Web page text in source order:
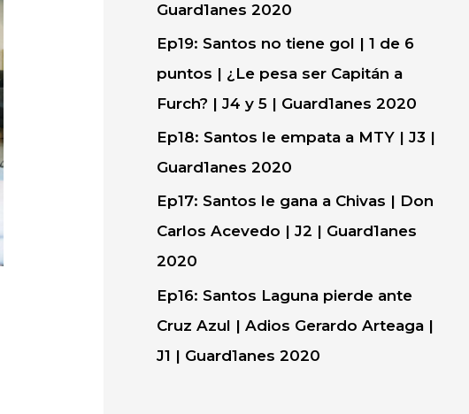
Guard1anes 2020
Ep19: Santos no tiene gol | 1 de 6
puntos | ¿Le pesa ser Capitán a
Furch? | J4 y 5 | Guard1anes 2020
Ep18: Santos le empata a MTY | J3 |
Guard1anes 2020
Ep17: Santos le gana a Chivas | Don
Carlos Acevedo | J2 | Guard1anes
2020
Ep16: Santos Laguna pierde ante
Cruz Azul | Adios Gerardo Arteaga |
J1 | Guard1anes 2020